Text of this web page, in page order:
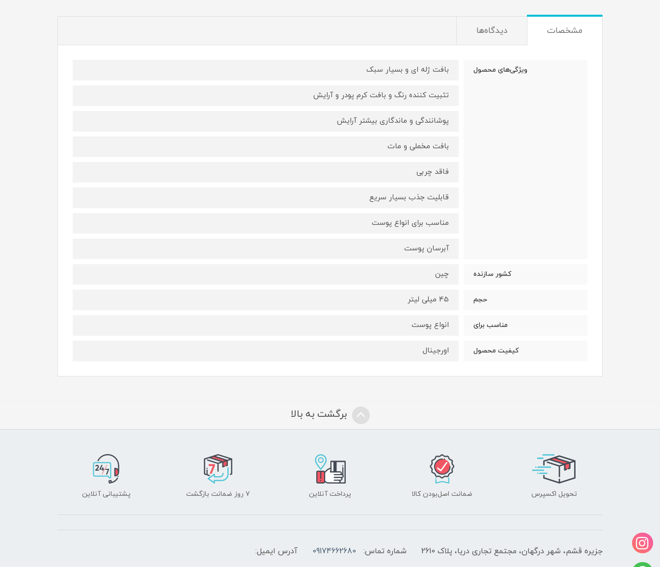
مشخصات دیدگاه‌ها
ویژگی‌های محصول بافت ژله ای و بسیار سبک
تثبیت کننده رنگ و بافت کرم پودر و آرایش
پوشانندگی و ماندگاری بیشتر آرایش
بافت مخملی و مات
فاقد چربی
قابلیت جذب بسیار سریع
مناسب برای انواع پوست
آبرسان پوست
کشور سازنده چین
حجم 45 میلی لیتر
مناسب برای انواع پوست
کیفیت محصول اورجینال
برگشت به بالا
تحویل اکسپرس ضمانت اصل‌بودن کالا پرداخت آنلاین ۷ روز ضمانت بازگشت پشتیبانی آنلاین
جزیره قشم، شهر درگهان، مجتمع تجاری دریا، پلاک 2610 شماره تماس: 09174662680 آدرس ایمیل: